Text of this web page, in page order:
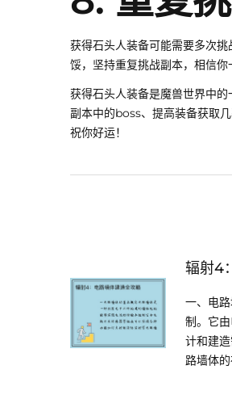
获得石头人装备可能需要多次
馁，坚持重复挑战副本，相信你
获得石头人装备是魔兽世界中
副本中的boss、提高装备获取
祝你好运！
辐射4
一、电
制。它
计和建
路墙体